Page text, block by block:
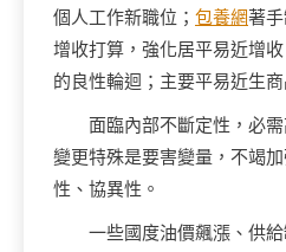
個人工作新職位； 包養網著
增收打算，強化居平易近增
的良性輪迴；主要平易近生商
面臨內部不斷定性，必
變更特殊是要害變量，不竭
性、協異性。
一些國度油價飆漲、供